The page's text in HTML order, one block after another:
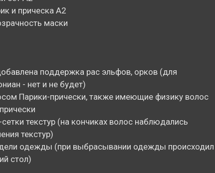
и прическа А2
маски
поддержка рас эльфов, орков (для
- нет и не будет)
Парики-прически, также имеющие физику волос
текстур (на кончиках волос наблюдались
текстур)
одежды (при выбрасывании одежды происходил
стол)